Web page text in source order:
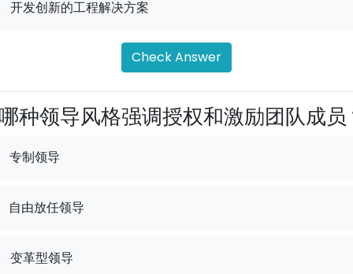
开发创新的工程解决方案
Check Answer
哪种领导风格强调授权和激励团队成员
专制领导
自由放任领导
变革型领导